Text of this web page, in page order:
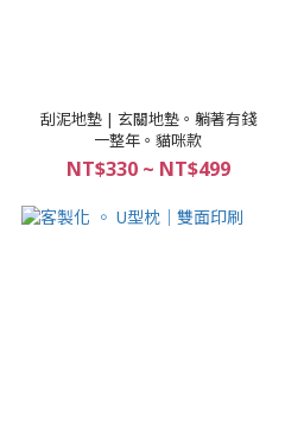
刮泥地墊 | 玄關地墊。躺著有錢
一整年。貓咪款
NT$330 ~ NT$499